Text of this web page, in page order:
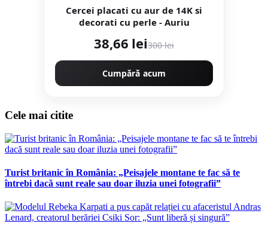
Cercei placati cu aur de 14K si
decorati cu perle - Auriu
38,66 lei300 lei
Cumpără acum
Cele mai citite
Turist britanic în România: „Peisajele montane te fac să te
întrebi dacă sunt reale sau doar iluzia unei fotografii”